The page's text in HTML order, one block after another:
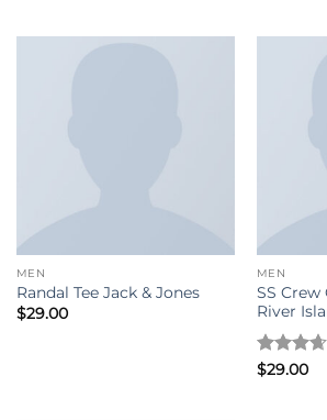
MEN
Randal Tee Jack & Jones
$29.00
MEN
SS Crew
River
評分
$29.00